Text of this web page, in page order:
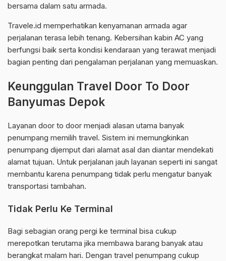
bersama dalam satu armada.
Travele.id memperhatikan kenyamanan armada agar
perjalanan terasa lebih tenang. Kebersihan kabin AC yang
berfungsi baik serta kondisi kendaraan yang terawat menjadi
bagian penting dari pengalaman perjalanan yang memuaskan.
Keunggulan Travel Door To Door
Banyumas Depok
Layanan door to door menjadi alasan utama banyak
penumpang memilih travel. Sistem ini memungkinkan
penumpang dijemput dari alamat asal dan diantar mendekati
alamat tujuan. Untuk perjalanan jauh layanan seperti ini sangat
membantu karena penumpang tidak perlu mengatur banyak
transportasi tambahan.
Tidak Perlu Ke Terminal
Bagi sebagian orang pergi ke terminal bisa cukup
merepotkan terutama jika membawa barang banyak atau
berangkat malam hari. Dengan travel penumpang cukup